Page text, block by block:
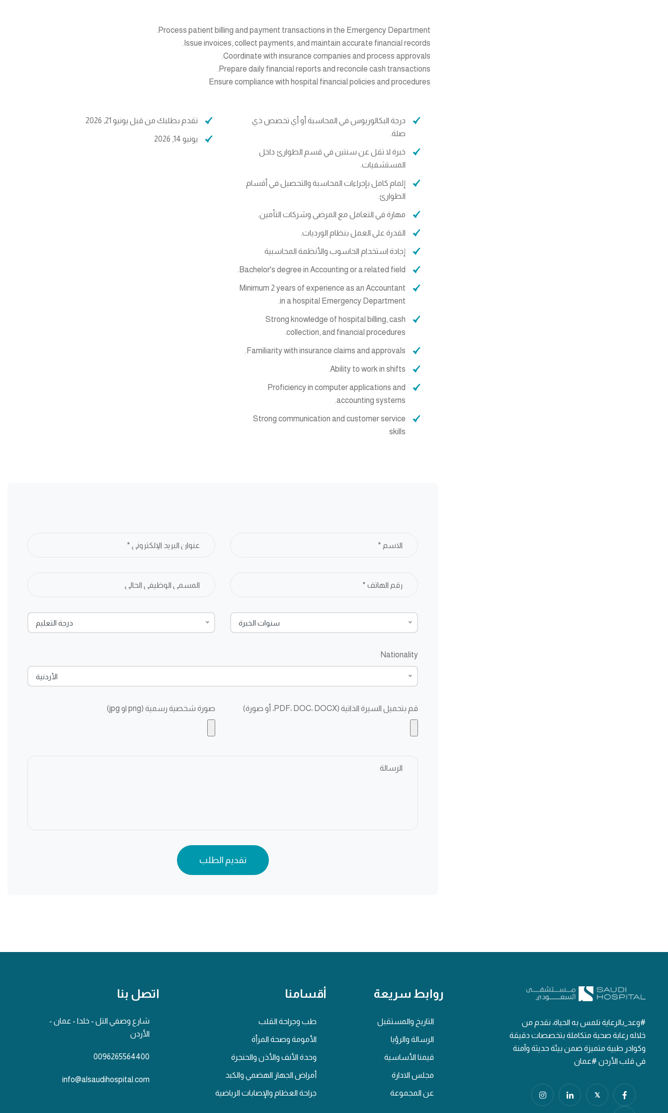
Process patient billing and payment transactions in the Emergency Department.
Issue invoices, collect payments, and maintain accurate financial records.
Coordinate with insurance companies and process approvals.
Prepare daily financial reports and reconcile cash transactions.
Ensure compliance with hospital financial policies and procedures
درجة البكالوريوس في المحاسبة أو أي تخصص ذي
صلة.
خبرة لا تقل عن سنتين في قسم الطوارئ داخل
المستشفيات.
إلمام كامل بإجراءات المحاسبة والتحصيل في أقسام
الطوارئ.
مهارة في التعامل مع المرضى وشركات التأمين.
القدرة على العمل بنظام الورديات.
إجادة استخدام الحاسوب والأنظمة المحاسبية
Bachelor's degree in Accounting or a related field.
Minimum 2 years of experience as an Accountant
in a hospital Emergency Department.
Strong knowledge of hospital billing, cash
collection, and financial procedures.
Familiarity with insurance claims and approvals.
Ability to work in shifts.
Proficiency in computer applications and
accounting systems.
Strong communication and customer service
skills
تقدم بطلبك من قبل يونيو 21, 2026
يونيو 14, 2026
سنوات الخبرة درجة التعليم
Nationality
الأردنية
قم بتحميل السيرة الذاتية (PDF، DOC، DOCX، أو صورة) صورة شخصية رسمية (png او jpg)
تقديم الطلب
#وعد_بالرعاية نلمس به الحياة، نقدم من
خلاله رعاية صحية متكاملة بتخصصات دقيقة
وكوادر طبية متميزة ضمن بيئة حديثة وآمنة
في قلب الأردن #عمان
𝕏
روابط سريعة
التاريخ والمستقبل
الرسالة والرؤيا
قيمنا الأساسية
مجلس الادارة
عن المجموعة
أقسامنا
طب وجراحة القلب
الأمومة وصحة المرأة
وحدة الأنف والأذن والحنجرة
أمراض الجهاز الهضمي والكبد
جراحة العظام والإصابات الرياضية
اتصل بنا
شارع وصفي التل - خلدا - عمان -
الأردن
0096265564400
info@alsaudihospital.com